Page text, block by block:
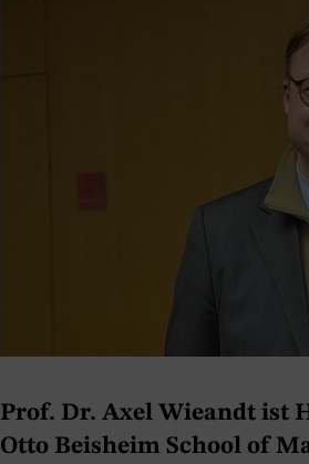
Prof. Dr. Axel Wieandt ist
Otto Beisheim School of